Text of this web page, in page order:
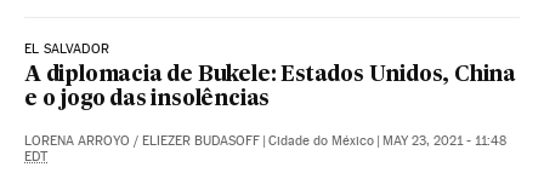
EL SALVADOR
A diplomacia de Bukele: Estados Unidos, China
e o jogo das insolências
LORENA ARROYO / ELIEZER BUDASOFF | Cidade do México | MAY 23, 2021 - 11:48
EDT